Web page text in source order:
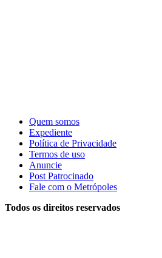
Quem somos
Expediente
Política de Privacidade
Termos de uso
Anuncie
Post Patrocinado
Fale com o Metrópoles
Todos os direitos reservados